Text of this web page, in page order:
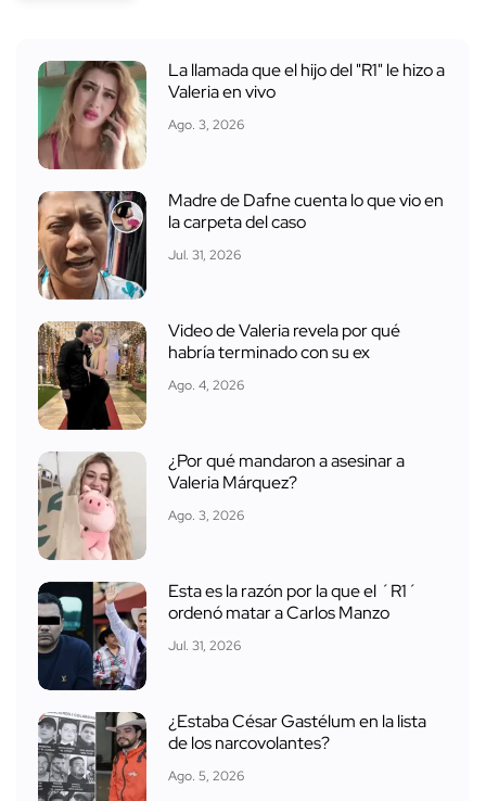
La llamada que el hijo del "R1" le hizo a
Valeria en vivo
Ago. 3, 2026
Madre de Dafne cuenta lo que vio en
la carpeta del caso
Jul. 31, 2026
Video de Valeria revela por qué
habría terminado con su ex
Ago. 4, 2026
¿Por qué mandaron a asesinar a
Valeria Márquez?
Ago. 3, 2026
Esta es la razón por la que el ´R1´
ordenó matar a Carlos Manzo
Jul. 31, 2026
¿Estaba César Gastélum en la lista
de los narcovolantes?
Ago. 5, 2026